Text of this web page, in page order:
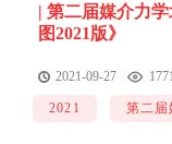
| 第二届媒介力
图2021版》
2021-09-27
2021 第二届